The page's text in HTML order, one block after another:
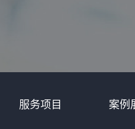
服务项目 案例